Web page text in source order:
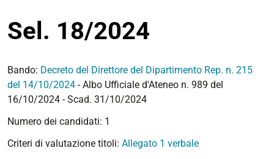
Sel. 18/2024
Bando: Decreto del Direttore del Dipartimento Rep. n. 215
del 14/10/2024 - Albo Ufficiale d'Ateneo n. 989 del
16/10/2024 - Scad. 31/10/2024
Numero dei candidati: 1
Criteri di valutazione titoli: Allegato 1 verbale